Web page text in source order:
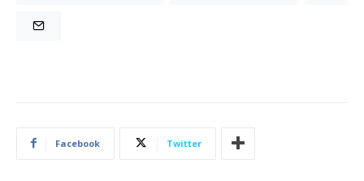
Facebook Twitter